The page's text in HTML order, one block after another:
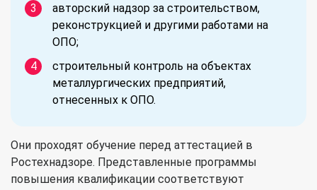
авторский надзор за строительством,
реконструкцией и другими работами на
ОПО;
строительный контроль на объектах
металлургических предприятий,
отнесенных к ОПО.
Они проходят обучение перед аттестацией в
Ростехнадзоре. Представленные программы
повышения квалификации соответствуют